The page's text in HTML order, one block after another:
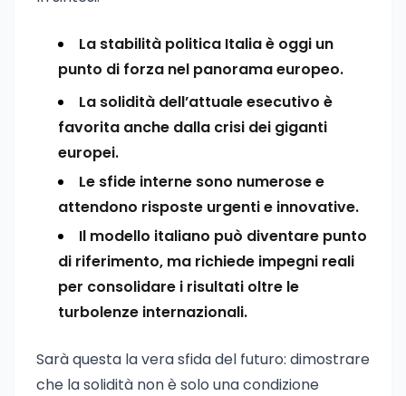
La stabilità politica Italia è oggi un
punto di forza nel panorama europeo.
La solidità dell’attuale esecutivo è
favorita anche dalla crisi dei giganti
europei.
Le sfide interne sono numerose e
attendono risposte urgenti e innovative.
Il modello italiano può diventare punto
di riferimento, ma richiede impegni reali
per consolidare i risultati oltre le
turbolenze internazionali.
Sarà questa la vera sfida del futuro: dimostrare
che la solidità non è solo una condizione